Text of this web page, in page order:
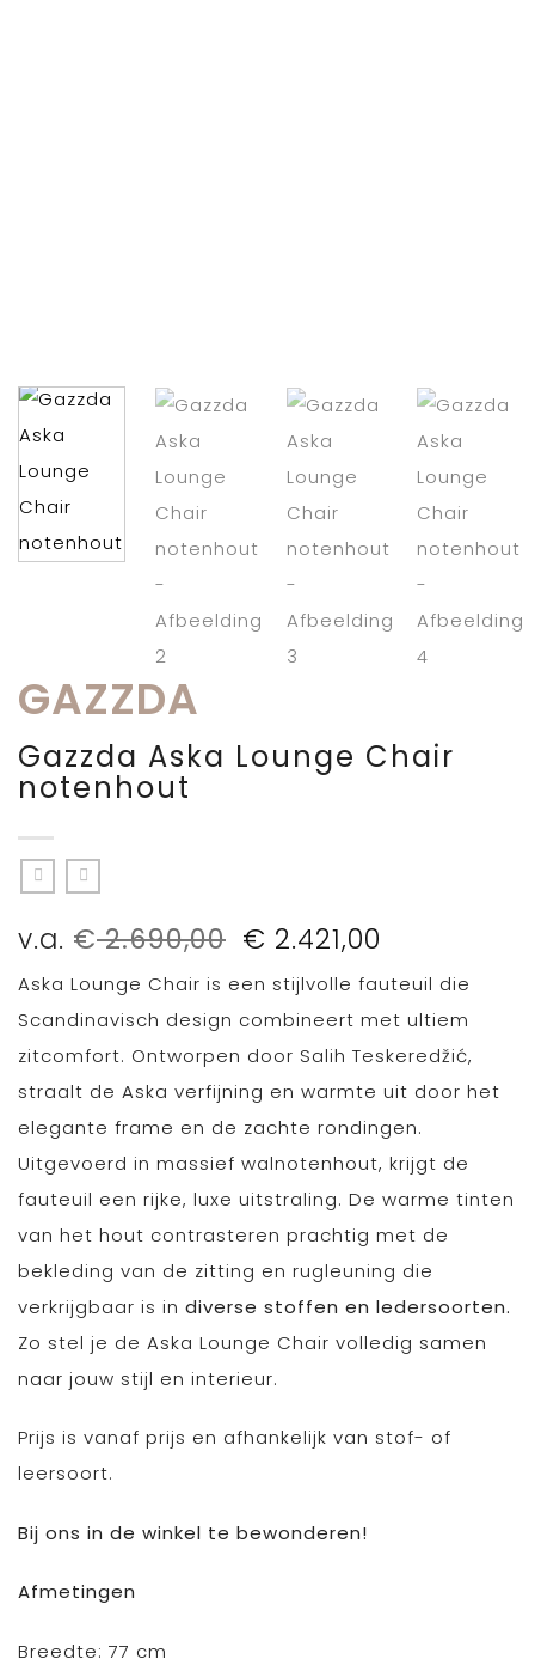
Gazzda Aska Lounge Chair
notenhout
v.a. €2.690,00 Oorspronkelijke
was:
€ 2.690,00.
€ 2.421,00
is:
€ 2.421,00.
GAZZDA
Aska Lounge Chair is een stijlvolle fauteuil die
Scandinavisch design combineert met ultiem
zitcomfort. Ontworpen door Salih Teskeredžić,
straalt de Aska verfijning en warmte uit door het
elegante frame en de zachte rondingen.
Uitgevoerd in massief walnotenhout, krijgt de
fauteuil een rijke, luxe uitstraling. De warme tinten
van het hout contrasteren prachtig met de
bekleding van de zitting en rugleuning die
verkrijgbaar is in diverse stoffen en ledersoorten.
Zo stel je de Aska Lounge Chair volledig samen
naar jouw stijl en interieur.
Prijs is vanaf prijs en afhankelijk van stof- of
leersoort.
Bij ons in de winkel te bewonderen!
Afmetingen
Breedte: 77 cm